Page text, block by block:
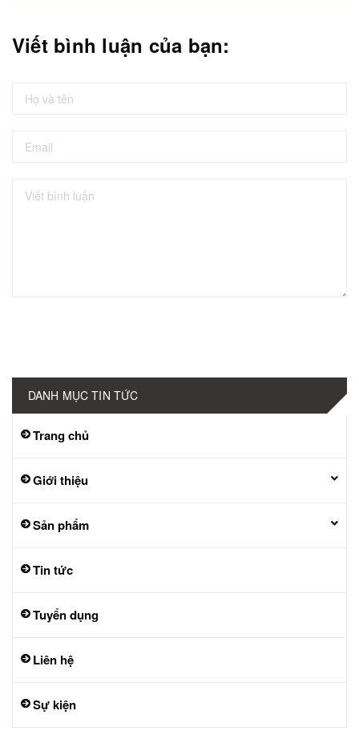
Viết bình luận của bạn:
DANH MỤC TIN TỨC
Trang chủ
Giới thiệu
Sản phẩm
Tin tức
Tuyển dụng
Liên hệ
Sự kiện